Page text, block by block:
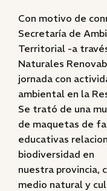
Con motivo de
Secretaría de
Territorial -a
Naturales
jornada con
ambiental en la
Se trató de una
de maquetas de
educativas
biodiversidad en
nuestra provincia,
medio natural y